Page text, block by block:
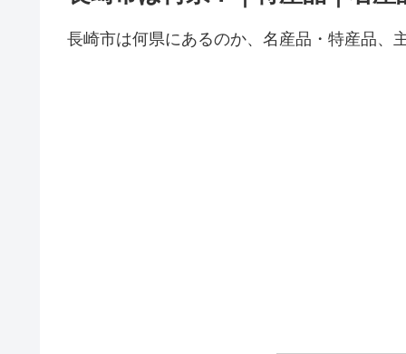
長崎市は何県にあるのか、名産品・特産品、